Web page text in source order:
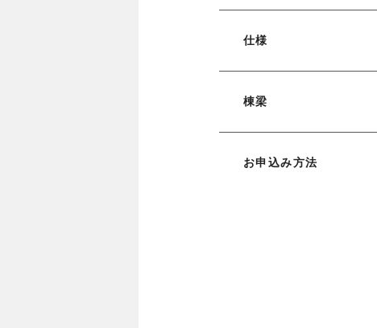
仕様
棟梁
お申込み方法